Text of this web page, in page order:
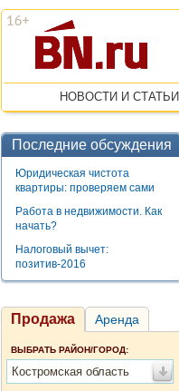
НОВОСТИ И СТАТЬИ
Последние обсуждения
Юридическая чистота
квартиры: проверяем сами
Работа в недвижимости. Как
начать?
Налоговый вычет:
позитив-2016
Продажа Аренда
ВЫБРАТЬ РАЙОН/ГОРОД:
Костромская область